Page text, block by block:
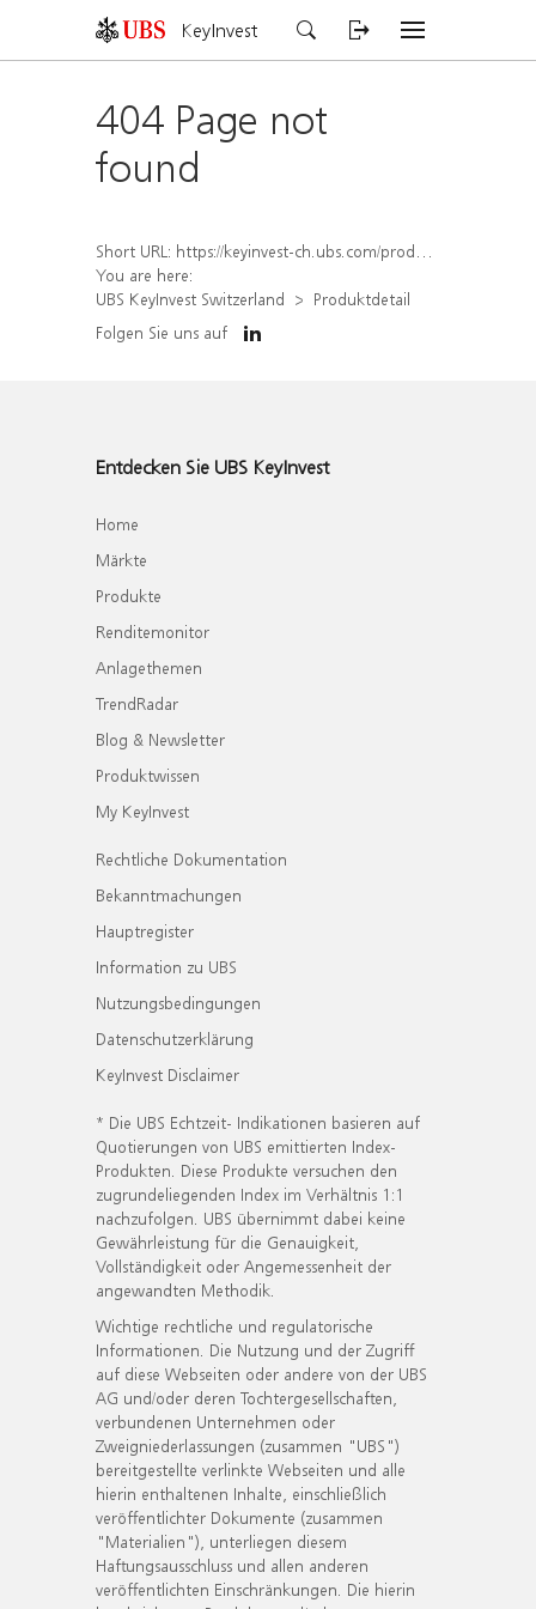
KeyInvest
404 Page not
found
Short URL: https://keyinvest-ch.ubs.com/produkt/detail/index/isin/CH1570508908
You are here:
UBS KeyInvest Switzerland
Produktdetail
Folgen Sie uns auf
Entdecken Sie UBS KeyInvest
Home
Märkte
Produkte
Renditemonitor
Anlagethemen
TrendRadar
Blog & Newsletter
Produktwissen
My KeyInvest
Rechtliche Dokumentation
Bekanntmachungen
Hauptregister
Information zu UBS
Nutzungsbedingungen
Datenschutzerklärung
KeyInvest Disclaimer
* Die UBS Echtzeit- Indikationen basieren auf
Quotierungen von UBS emittierten Index-
Produkten. Diese Produkte versuchen den
zugrundeliegenden Index im Verhältnis 1:1
nachzufolgen. UBS übernimmt dabei keine
Gewährleistung für die Genauigkeit,
Vollständigkeit oder Angemessenheit der
angewandten Methodik.
Wichtige rechtliche und regulatorische
Informationen. Die Nutzung und der Zugriff
auf diese Webseiten oder andere von der UBS
AG und/oder deren Tochtergesellschaften,
verbundenen Unternehmen oder
Zweigniederlassungen (zusammen "UBS")
bereitgestellte verlinkte Webseiten und alle
hierin enthaltenen Inhalte, einschließlich
veröffentlichter Dokumente (zusammen
"Materialien"), unterliegen diesem
Haftungsausschluss und allen anderen
veröffentlichten Einschränkungen. Die hierin